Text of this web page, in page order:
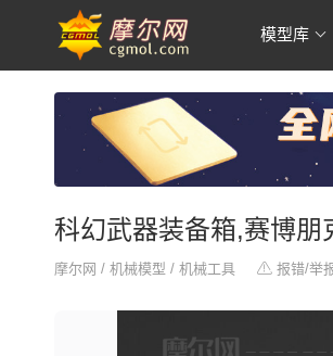
模型库
科幻武器装备箱,赛博朋
摩尔网 / 机械模型 / 机械工具 报错/举